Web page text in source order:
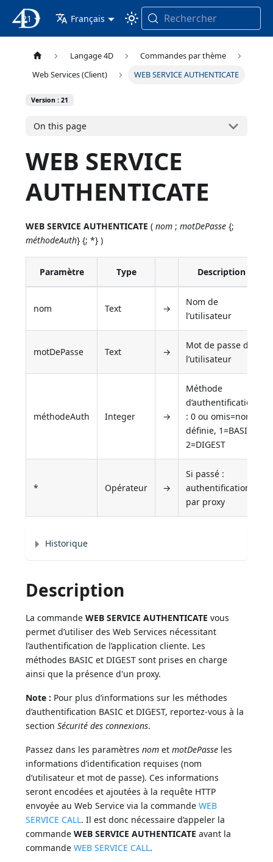
4D Documentation
21 Français Rechercher
Langage 4D
Commandes par thème
Web Services (Client)
WEB SERVICE AUTHENTICATE
Version : 21
On this page
WEB SERVICE
AUTHENTICATE
WEB SERVICE AUTHENTICATE (nom ;motDePasse {;
méthodeAuth} {; *} )
Paramètre Type Description
nom Text →
Nom de
l’utilisateur
motDePasse Text →
Mot de passe de
l’utilisateur
méthodeAuth Integer →
Méthode
d’authentification
: 0 ou omis=non
définie, 1=BASIC,
2=DIGEST
* Opérateur →
Si passé :
authentification
par proxy
Historique
Description
La commandeWEB SERVICE AUTHENTICATE vous
permet d’utiliser des Web Services nécessitant
l’authentification de l’application cliente. Les
méthodes BASIC et DIGEST sont prises en charge
ainsi que la présence d'un proxy.
Note : Pour plus d’informations sur les méthodes
d’authentification BASIC et DIGEST, reportez-vous à la
sectionSécurité des connexions.
Passez dans les paramètresnom etmotDePasse les
informations d’identification requises (nom
d’utilisateur et mot de passe). Ces informations
seront encodées et ajoutées à la requête HTTP
envoyée au Web Service via la commandeWEB
SERVICE CALL. Il est donc nécessaire d’appeler la
commandeWEB SERVICE AUTHENTICATE avant la
commandeWEB SERVICE CALL.